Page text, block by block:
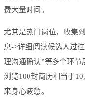
费大量时间。
尤其是热门岗位，收集
息->详细阅读候选人过
理沟通确认”等多个环节
浏览100封简历相当于
来身心疲惫。